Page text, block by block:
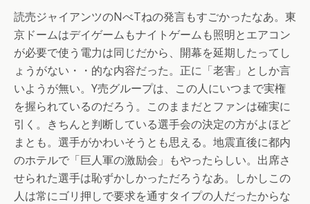
読売ジャイアンツのNべTねの発言もすごかったなあ。東
京ドームはデイゲームもナイトゲームも照明とエアコン
が必要で使う電力は同じだから、開幕を延期したってし
ょうがない・・的な内容だった。正に「老害」としか言
いようが無い。Y売グループは、この人にいつまで実権
を握られているのだろう。このままだとファンは確実に
引く。きちんと判断している選手会の決定の方がよほど
まとも。選手がかわいそうとも思える。地震直後に都内
のホテルで「巨人軍の激励会」もやったらしい。出席さ
せられた選手は恥ずかしかっただろうなあ。しかしこの
人は常にゴリ押しで要求を通すタイプの人だったからな